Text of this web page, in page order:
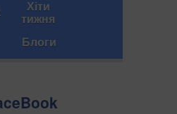
Хіти
тижня
Блоги